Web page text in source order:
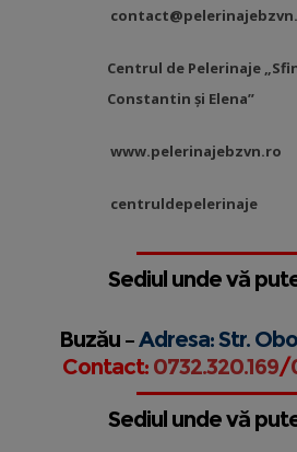
Centrul de Pelerinaje
Constantin și Elena”
www.pelerinajebzvn.ro
centruldepelerinaje
Sediul unde vă
Buzău –Adresa: Str.
Contact: 0732.320.169/
Sediul unde vă